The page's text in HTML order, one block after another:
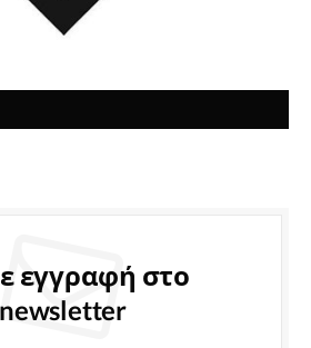
εγγραφή στο
newsletter